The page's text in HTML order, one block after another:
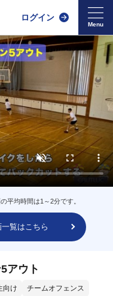
ログイン
平均時間は1～2分です。
覧はこちら
アウト
向け
チームオフェンス